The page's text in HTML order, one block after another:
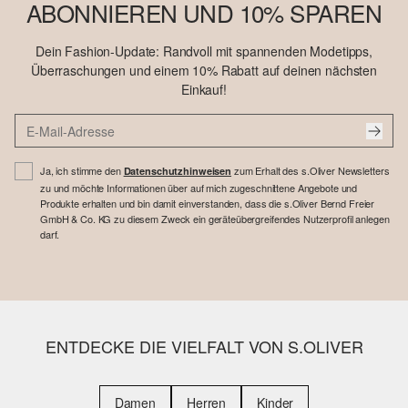
ABONNIEREN UND 10% SPAREN
Dein Fashion-Update: Randvoll mit spannenden Modetipps,
Überraschungen und einem 10% Rabatt auf deinen nächsten
Einkauf!
Ja, ich stimme den Datenschutzhinweisen zum Erhalt des s.Oliver Newsletters
zu und möchte Informationen über auf mich zugeschnittene Angebote und
Produkte erhalten und bin damit einverstanden, dass die s.Oliver Bernd Freier
GmbH & Co. KG zu diesem Zweck ein geräteübergreifendes Nutzerprofil anlegen
darf.
ENTDECKE DIE VIELFALT VON S.OLIVER
Damen Herren Kinder